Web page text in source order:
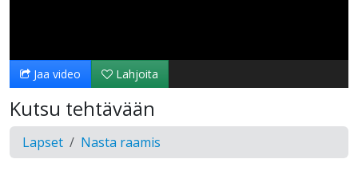
Jaa video Lahjoita
Kutsu tehtävään
Lapset Nasta raamis